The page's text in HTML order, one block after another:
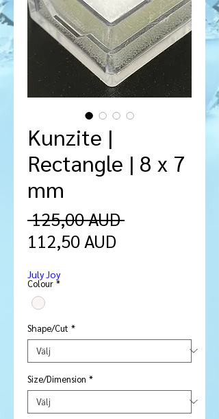
Kunzite |
Rectangle | 8 x 7
mm
125,00 AUD Ordinarie
112,50 AUD
July Joy
Colour *
Shape/Cut *
Size/Dimension *